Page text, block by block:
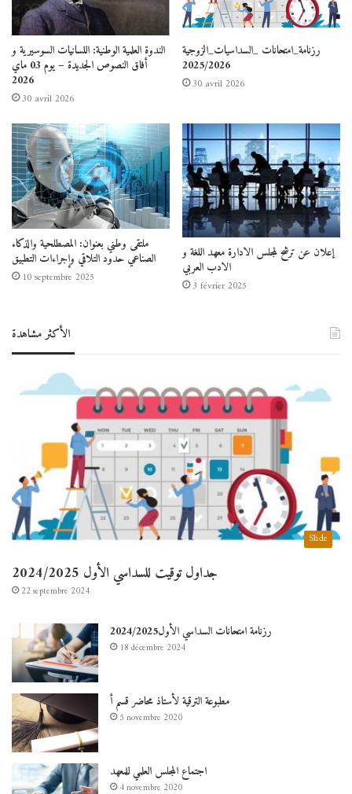
الندوة العلمية الوطنية: اللسانيات السوسيرية و
أفاق النصوص الجديدة – يوم 03 ماي
2026
30 avril 2026
رزنامة_امتحانات _السداسيات_الزوجية
2025/2026
30 avril 2026
ملتقى وطني بعنوان: المصطلحية والذكاء
الصناعي حدود التلاقي وإجراءات التطبيق
10 septembre 2025
إعلان عن ترشح لمجلس الادارة معهد اللغة و
الادب العربي
3 février 2025
الأكثر مشاهدة
Slide
جداول توقيت للسداسي الأول 2024/2025
22 septembre 2024
رزنامة امتحانات السداسي الأول2024/2025
18 décembre 2024
مطبوعة الترقية لأستاذ محاضر قسم أ
5 novembre 2020
اجتماع المجلس العلمي للمعهد
4 novembre 2020